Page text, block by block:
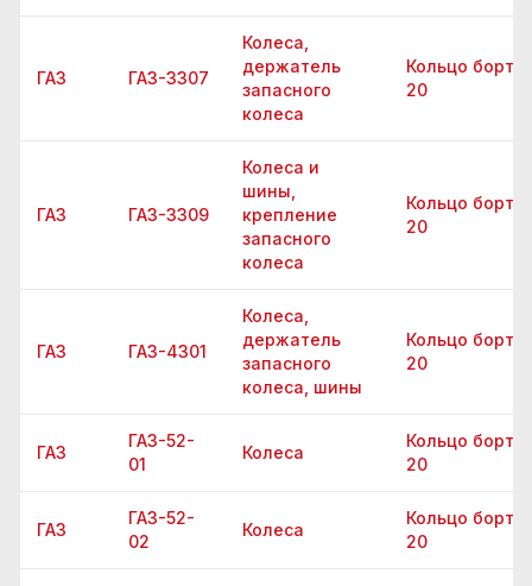
ГАЗ ГАЗ-3307
Колеса,
держатель
запасного
колеса
Кольцо
20
ГАЗ ГАЗ-3309
Колеса и
шины,
крепление
запасного
колеса
Кольцо
20
ГАЗ ГАЗ-4301
Колеса,
держатель
запасного
колеса, шины
Кольцо
20
ГАЗ
ГАЗ-52-
01
Колеса
Кольцо
20
ГАЗ
ГАЗ-52-
02
Колеса
Кольцо
20